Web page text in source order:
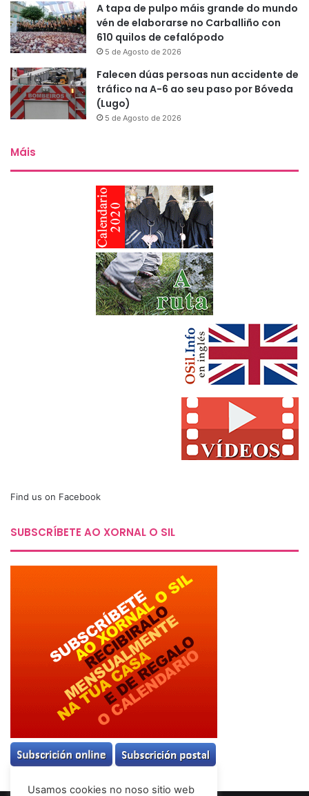
A tapa de pulpo máis grande do mundo
vén de elaborarse no Carballiño con
610 quilos de cefalópodo
5 de Agosto de 2026
Falecen dúas persoas nun accidente de
tráfico na A-6 ao seu paso por Bóveda
(Lugo)
5 de Agosto de 2026
Máis
Find us on Facebook
SUBSCRÍBETE AO XORNAL O SIL
Usamos cookies no noso sitio web